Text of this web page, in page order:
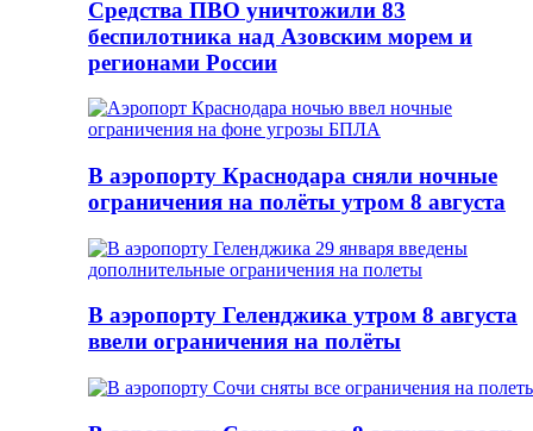
Средства ПВО уничтожили 83
беспилотника над Азовским морем и
регионами России
В аэропорту Краснодара сняли ночные
ограничения на полёты утром 8 августа
В аэропорту Геленджика утром 8 августа
ввели ограничения на полёты